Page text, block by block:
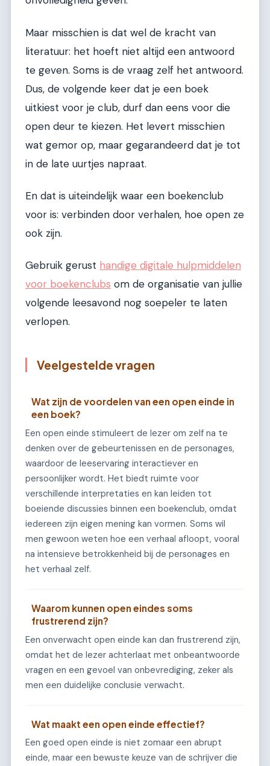
Maar misschien is dat wel de kracht van
literatuur: het hoeft niet altijd een antwoord
te geven. Soms is de vraag zelf het antwoord.
Dus, de volgende keer dat je een boek
uitkiest voor je club, durf dan eens voor die
open deur te kiezen. Het levert misschien
wat gemor op, maar gegarandeerd dat je tot
in de late uurtjes napraat.
En dat is uiteindelijk waar een boekenclub
voor is: verbinden door verhalen, hoe open ze
ook zijn.
Gebruik gerust handige digitale hulpmiddelen
voor boekenclubs om de organisatie van jullie
volgende leesavond nog soepeler te laten
verlopen.
Veelgestelde vragen
Wat zijn de voordelen van een open einde in
een boek?
Een open einde stimuleert de lezer om zelf na te
denken over de gebeurtenissen en de personages,
waardoor de leeservaring interactiever en
persoonlijker wordt. Het biedt ruimte voor
verschillende interpretaties en kan leiden tot
boeiende discussies binnen een boekenclub, omdat
iedereen zijn eigen mening kan vormen. Soms wil
men gewoon weten hoe een verhaal afloopt, vooral
na intensieve betrokkenheid bij de personages en
het verhaal zelf.
Waarom kunnen open eindes soms
frustrerend zijn?
Een onverwacht open einde kan dan frustrerend zijn,
omdat het de lezer achterlaat met onbeantwoorde
vragen en een gevoel van onbevrediging, zeker als
men een duidelijke conclusie verwacht.
Wat maakt een open einde effectief?
Een goed open einde is niet zomaar een abrupt
einde, maar een bewuste keuze van de schrijver die